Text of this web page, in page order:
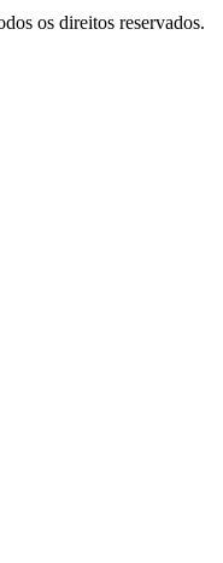
os direitos reservados.